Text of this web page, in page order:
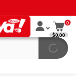
0
$0,00